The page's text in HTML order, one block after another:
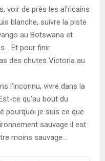
voir de près les africains
blanche, suivre la piste
au Botswana et
Et pour finir
des chutes Victoria au
l’inconnu, vivre dans la
ce qu’au bout du
pourquoi je suis ce que
sauvage il est
moins sauvage…